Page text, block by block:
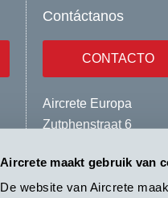
Aircrete maakt gebruik van
De website van Aircrete
Contáctanos
CONTACTO
Aircrete Europa
Zutphenstraat 6
Países Bajos